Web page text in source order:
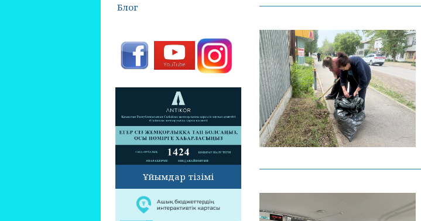
Блог
Ұйымдар тізімі